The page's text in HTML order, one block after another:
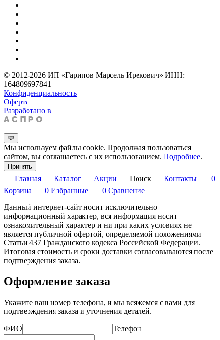
© 2012-2026 ИП «Гарипов Марсель Ирекович» ИНН:
164809697841
Конфиденциальность
Оферта
Разработано в
💬
Мы используем файлы cookie. Продолжая пользоваться
сайтом, вы соглашаетесь с их использованием. Подробнее.
Принять
Главная Каталог Акции Поиск Контакты
0
Корзина
0 Избранные 0 Сравнение
Данный интернет-сайт носит исключительно
информационный характер, вся информация носит
ознакомительный характер и ни при каких условиях не
является публичной офертой, определяемой положениями
Статьи 437 Гражданского кодекса Российской Федерации.
Итоговая стоимость и сроки доставки согласовываются после
подтверждения заказа.
Оформление заказа
Укажите ваш номер телефона, и мы всяжемся с вами для
подтверждения заказа и уточнения деталей.
ФИО Телефон